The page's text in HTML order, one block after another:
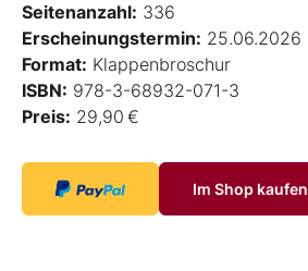
Seitenanzahl: 336
Erscheinungstermin: 25.06.2026
Format: Klappenbroschur
ISBN: 978-3-68932-071-3
Preis: 29,90 €
Im Shop kaufen